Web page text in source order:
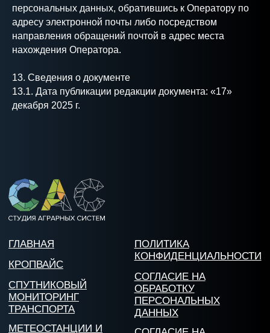
персональных данных, обратившись к Оператору по
адресу электронной почты либо посредством
направления обращений почтой в адрес места
нахождения Оператора.
13. Сведения о документе
13.1. Дата публикации редакции документа: «17»
декабря 2025 г.